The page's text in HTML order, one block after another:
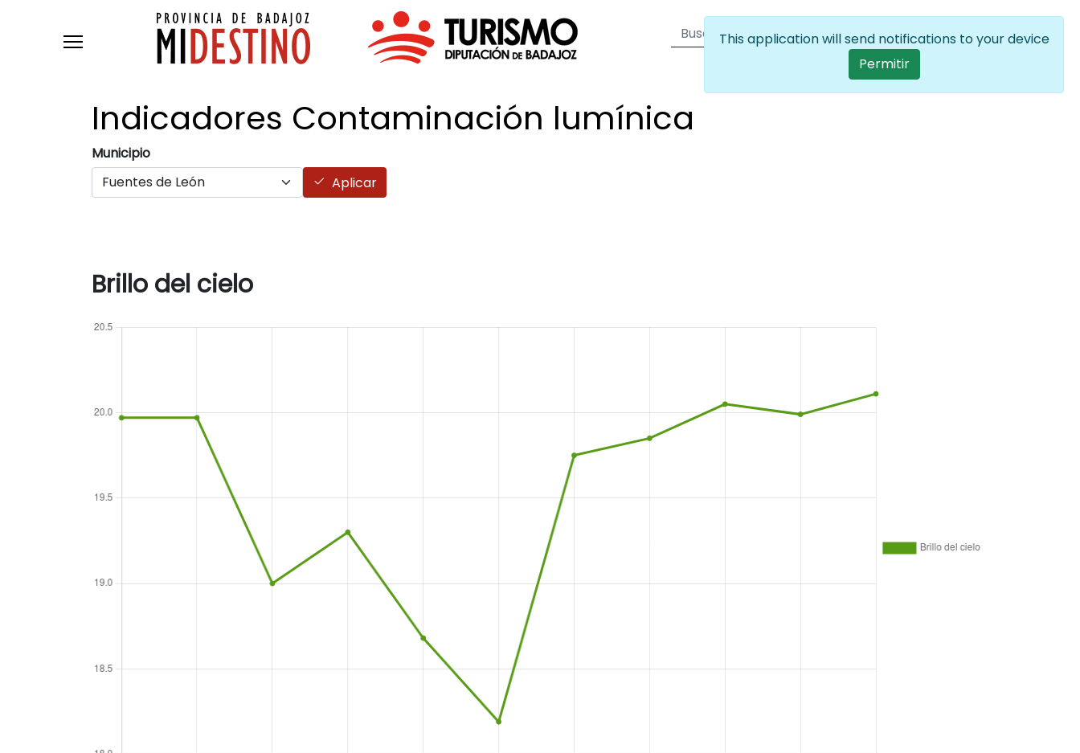
Pasar al contenido principal
User account menu
Iniciar sesión ES Lista
Indicadores Contaminación lumínica
Municipio
Aplicar
Brillo del cielo
This application will send notifications to your device
Permitir